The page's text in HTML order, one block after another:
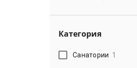
Категория
Санатории 1